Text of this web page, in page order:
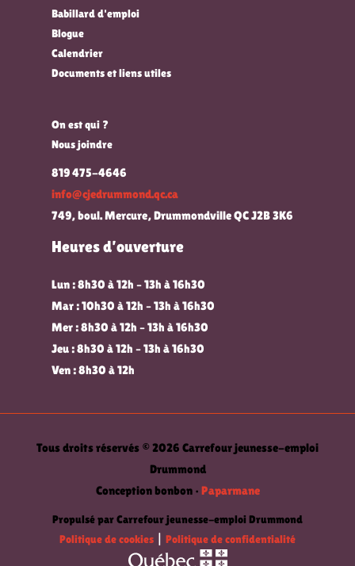
Babillard d'emploi
Blogue
Calendrier
Documents et liens utiles
On est qui ?
Nous joindre
819 475-4646
info@cjedrummond.qc.ca
749, boul. Mercure, Drummondville QC J2B 3K6
Heures d’ouverture
Lun : 8h30 à 12h – 13h à 16h30
Mar : 10h30 à 12h – 13h à 16h30
Mer : 8h30 à 12h – 13h à 16h30
Jeu : 8h30 à 12h – 13h à 16h30
Ven : 8h30 à 12h
Tous droits réservés © 2026 Carrefour jeunesse-emploi
Drummond
Conception bonbon • Paparmane
Propulsé par Carrefour jeunesse-emploi Drummond
Politique de cookies
Politique de confidentialité